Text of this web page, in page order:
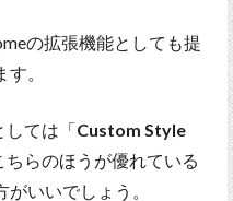
の拡張機能としても提
。
しては「Custom Style
ちらのほうが優れている
いいでしょう。